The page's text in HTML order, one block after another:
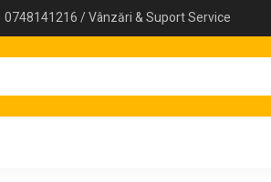
0748141216 / Vânzări & Suport Service